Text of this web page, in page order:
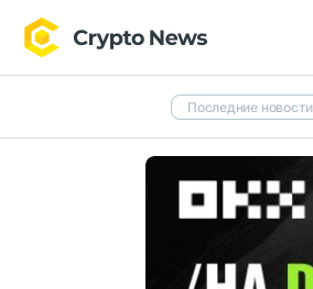
Последние новости